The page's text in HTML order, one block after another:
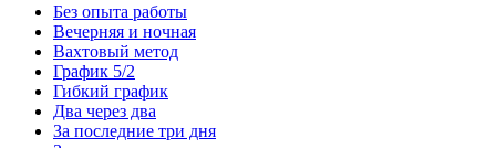
Без опыта работы
Вечерняя и ночная
Вахтовый метод
График 5/2
Гибкий график
Два через два
За последние три дня